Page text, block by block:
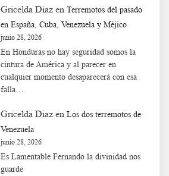
Gricelda Diaz en Terremotos del pasado
en España, Cuba, Venezuela y Méjico
junio 28, 2026
En Honduras no hay seguridad somos la
cintura de América y al parecer en
cualquier momento desaparecerá con esa
falla…
Gricelda Diaz en Los dos terremotos de
Venezuela
junio 28, 2026
Es Lamentable Fernando la divinidad nos
guarde